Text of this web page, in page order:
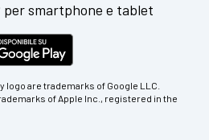
per smartphone e tablet
logo are trademarks of Google LLC.
of Apple Inc., registered in the